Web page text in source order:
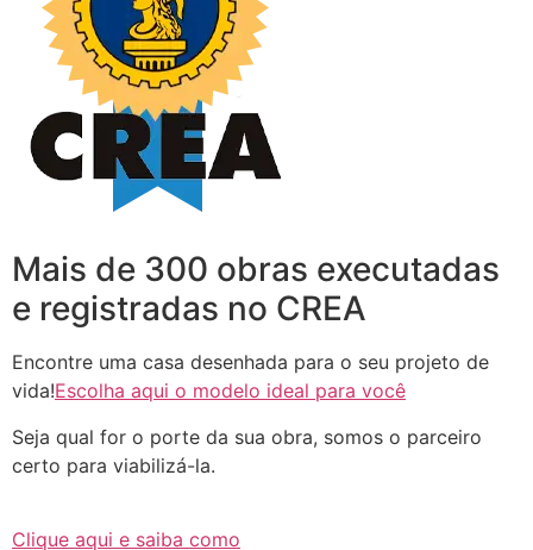
Mais de 300 obras executadas
e registradas no CREA
Encontre uma casa desenhada para o seu projeto de
vida!Escolha aqui o modelo ideal para você
Seja qual for o porte da sua obra, somos o parceiro
certo para viabilizá-la.
Clique aqui e saiba como